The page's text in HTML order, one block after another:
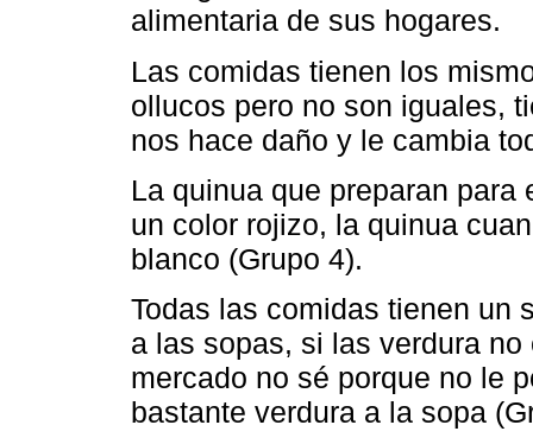
alimentaria de sus hogares.
Las comidas tienen los
ollucos pero no son iguales,
nos hace daño y le cambia
La quinua que preparan
un color rojizo, la quinua
blanco (Grupo 4).
Todas las comidas tienen un
a las sopas, si las verdura
mercado no sé porque no le
bastante verdura a la sopa